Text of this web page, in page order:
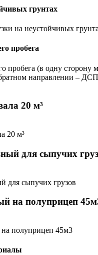
грунтах
на неустойчивых
пробега
пробега (в одну сторону
направлении –
20 м³
для сыпучих
на полуприцеп